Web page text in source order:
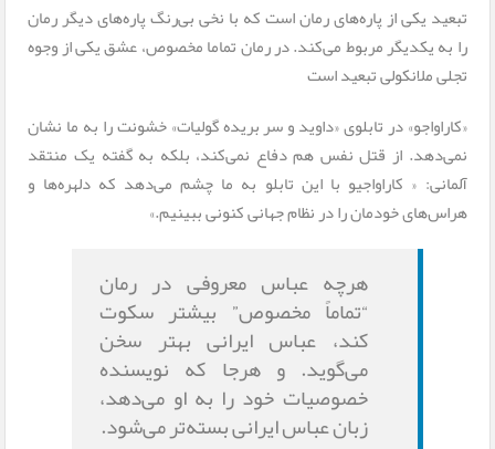
تبعید یکی از پاره‌های رمان است که با نخی بی‌رنگ پاره‌های دیگر رمان
را به یکدیگر مربوط می‌کند. در رمان تماما مخصوص، عشق یکی از وجوه
تجلی ملانکولی تبعید است
«کاراواجو» در تابلوی «داوید و سر بریده گولیات» خشونت را به ما نشان
نمی‌دهد. از قتل نفس هم دفاع نمی‌کند، بلکه به گفته یک منتقد
آلمانی: « کاراواجیو با این تابلو به ما چشم می‌دهد که دلهره‌ها و
هراس‌های خودمان را در نظام جهانی کنونی ببینیم.»
هرچه عباس معروفی در رمان
“تماماً مخصوص” بیشتر سکوت
کند، عباس ایرانی بهتر سخن
می‌گوید. و هرجا که نویسنده
خصوصیات خود را به او می‌دهد،
زبان عباس ایرانی بسته‌تر می‌شود.